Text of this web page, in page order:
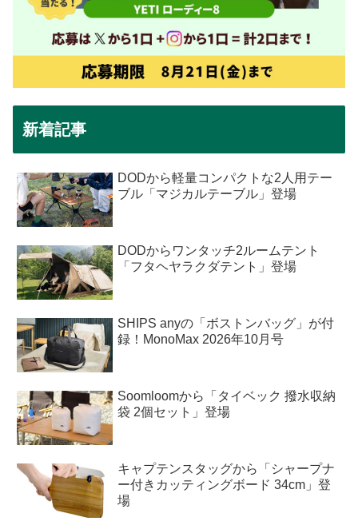
新着記事
DODから軽量コンパクトな2人用テー
ブル「マジカルテーブル」登場
DODからワンタッチ2ルームテント
「フタヘヤラクダテント」登場
SHIPS anyの「ボストンバッグ」が付
録！MonoMax 2026年10月号
Soomloomから「タイベック 撥水収納
袋 2個セット」登場
キャプテンスタッグから「シャープナ
ー付きカッティングボード 34cm」登
場